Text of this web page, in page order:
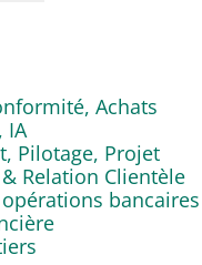
Achats
IA
Pilotage, Projet
Relation Clientèle
bancaires